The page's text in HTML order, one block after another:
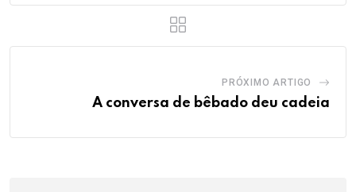
PRÓXIMO ARTIGO
A conversa de bêbado deu cadeia